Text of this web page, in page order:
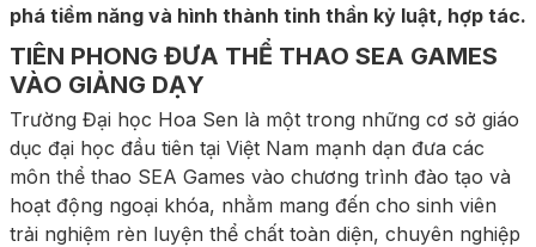
phá tiềm năng và hình thành tinh thần kỷ luật, hợp tác.
TIÊN PHONG ĐƯA THỂ THAO SEA GAMES
VÀO GIẢNG DẠY
Trường Đại học Hoa Sen là một trong những cơ sở giáo
dục đại học đầu tiên tại Việt Nam mạnh dạn đưa các
môn thể thao SEA Games vào chương trình đào tạo và
hoạt động ngoại khóa, nhằm mang đến cho sinh viên
trải nghiệm rèn luyện thể chất toàn diện, chuyên nghiệp